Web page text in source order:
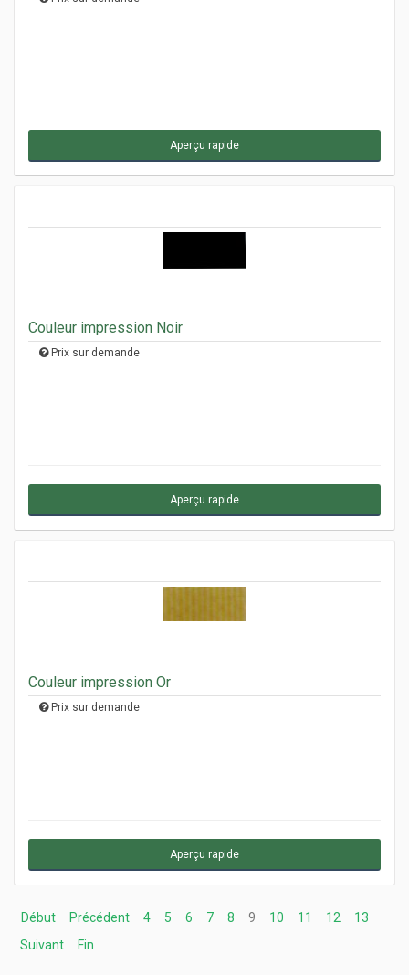
Aperçu rapide
Couleur impression Noir
Prix sur demande
Aperçu rapide
Couleur impression Or
Prix sur demande
Aperçu rapide
Début Précédent 4 5 6 7 8 9 10 11 12
13
Suivant
Fin